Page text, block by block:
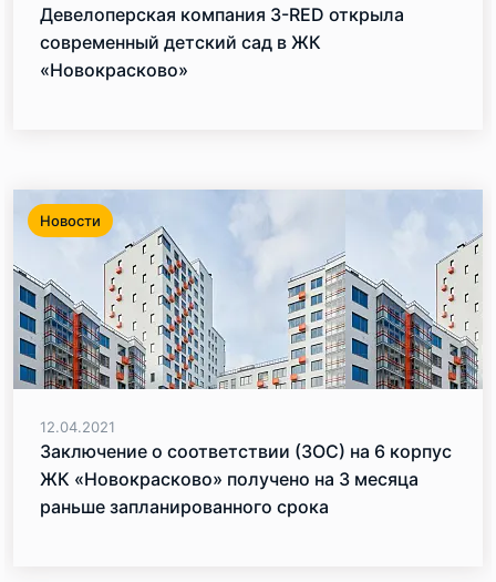
Девелоперская компания 3-RED открыла
современный детский сад в ЖК
«Новокрасково»
Новости
12.04.2021
Заключение о соответствии (ЗОС) на 6 корпус
ЖК «Новокрасково» получено на 3 месяца
раньше запланированного срока